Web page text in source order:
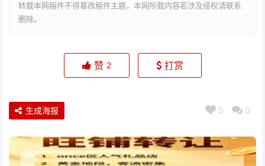
转载本网稿件不得篡改稿件主题，本网所载内容若涉及侵权请联系
删除。
赞 2 打赏
0 0
生成海报